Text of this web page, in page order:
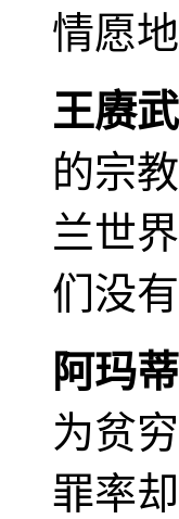
情愿
王赓武
的宗
兰世
们没
阿玛
为贫
罪率